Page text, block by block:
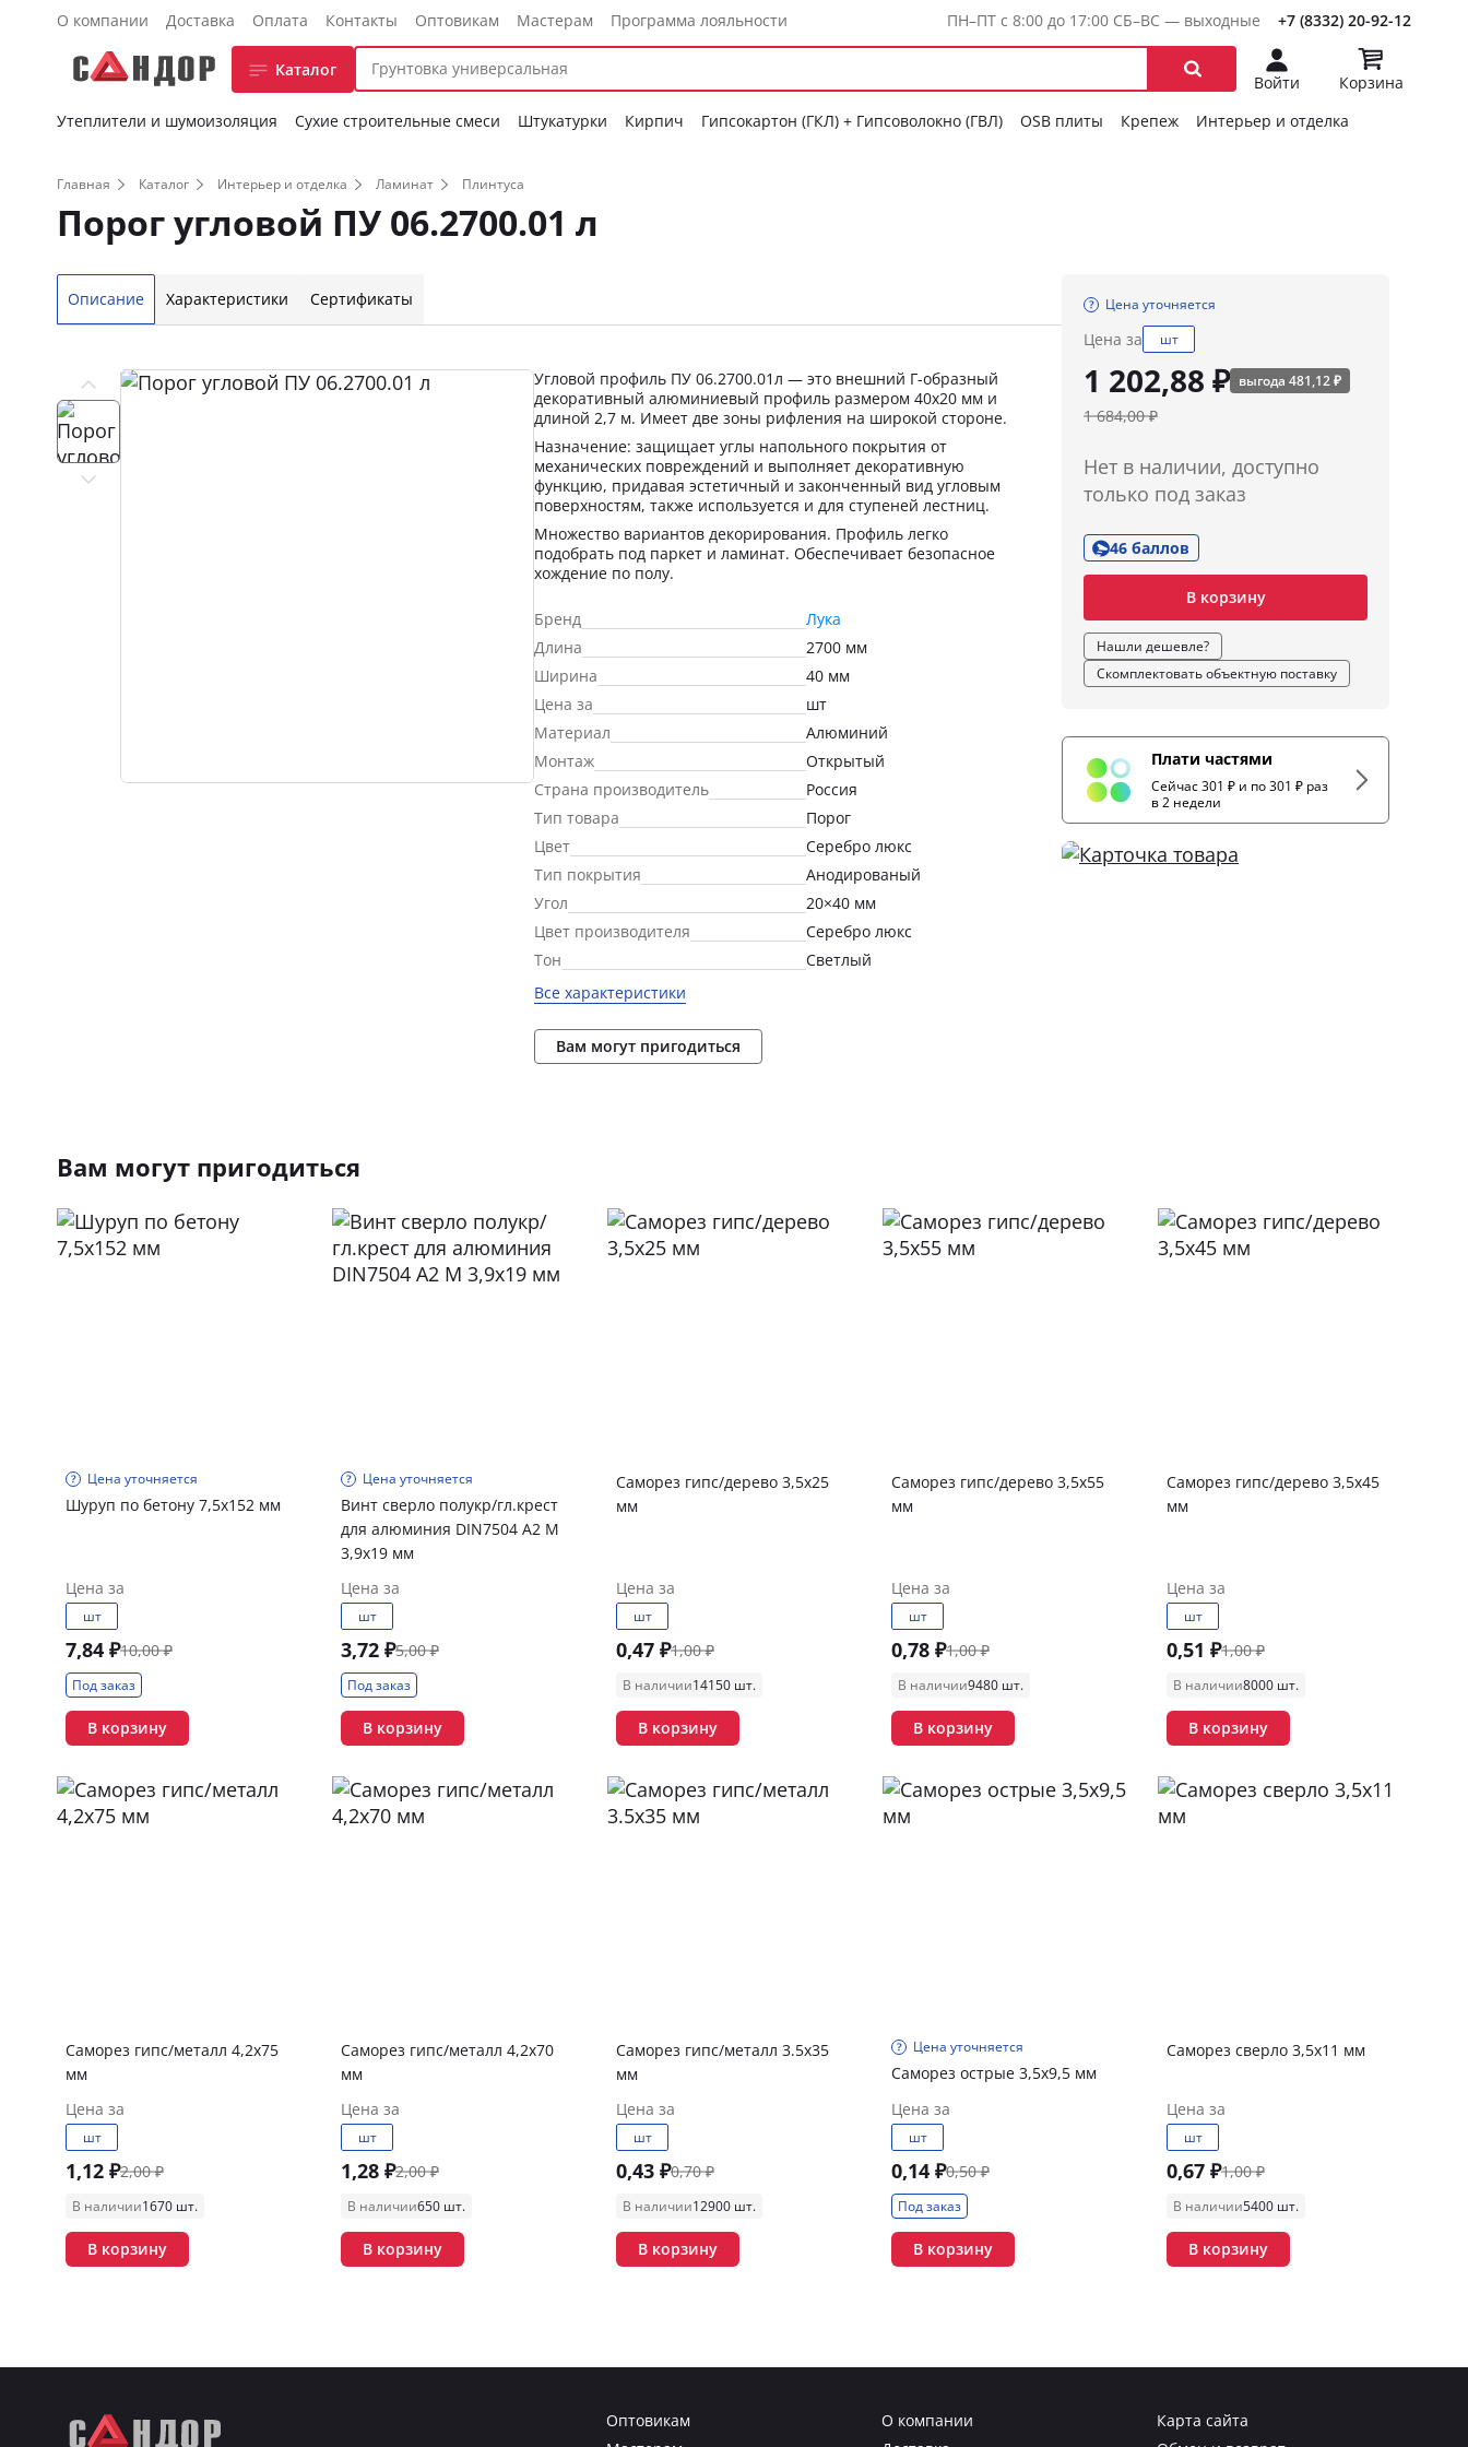
О компании Доставка Оплата Контакты Оптовикам Мастерам Программа лояльности ПН–ПТ с 8:00 до 17:00 СБ–ВС — выходные +7 (8332) 20-92-12
Каталог
Войти
Корзина
Утеплители и шумоизоляция
Сухие строительные смеси Штукатурки Кирпич Гипсокартон (ГКЛ) + Гипсоволокно (ГВЛ) OSB плиты Крепеж Интерьер и отделка
Главная Каталог Интерьер и отделка Ламинат Плинтуса
Порог угловой ПУ 06.2700.01 л
Описание Характеристики Сертификаты
Угловой профиль ПУ 06.2700.01л — это внешний Г-образный
декоративный алюминиевый профиль размером 40х20 мм и
длиной 2,7 м. Имеет две зоны рифления на широкой стороне.
Назначение: защищает углы напольного покрытия от
механических повреждений и выполняет декоративную
функцию, придавая эстетичный и законченный вид угловым
поверхностям, также используется и для ступеней лестниц.
Множество вариантов декорирования. Профиль легко
подобрать под паркет и ламинат. Обеспечивает безопасное
хождение по полу.
Бренд
Лука
Длина
2700 мм
Ширина
40 мм
Цена за
шт
Материал
Алюминий
Монтаж
Открытый
Страна производитель
Россия
Тип товара
Порог
Цвет
Серебро люкс
Тип покрытия
Анодированый
Угол
20×40 мм
Цвет производителя
Серебро люкс
Тон
Светлый
Все характеристики
Вам могут пригодиться
Цена уточняется
Цена за шт
1 202,88 ₽ выгода 481,12 ₽
1 684,00 ₽
Нет в наличии, доступно
только под заказ
46 баллов
В корзину
Нашли дешевле?
Скомплектовать объектную поставку
Плати частями
Сейчас 301 ₽ и по 301 ₽ раз
в 2 недели
Вам могут пригодиться
Цена уточняется
Шуруп по бетону 7,5х152 мм
Цена за
шт
7,84 ₽10,00 ₽
Под заказ
В корзину
Цена уточняется
Винт сверло полукр/гл.крест
для алюминия DIN7504 А2 М
3,9х19 мм
Цена за
шт
3,72 ₽5,00 ₽
Под заказ
В корзину
Саморез гипс/дерево 3,5х25
мм
Цена за
шт
0,47 ₽1,00 ₽
В наличии14150 шт.
В корзину
Саморез гипс/дерево 3,5х55
мм
Цена за
шт
0,78 ₽1,00 ₽
В наличии9480 шт.
В корзину
Саморез гипс/дерево 3,5х45
мм
Цена за
шт
0,51 ₽1,00 ₽
В наличии8000 шт.
В корзину
Саморез гипс/металл 4,2х75
мм
Цена за
шт
1,12 ₽2,00 ₽
В наличии1670 шт.
В корзину
Саморез гипс/металл 4,2х70
мм
Цена за
шт
1,28 ₽2,00 ₽
В наличии650 шт.
В корзину
Саморез гипс/металл 3.5х35
мм
Цена за
шт
0,43 ₽0,70 ₽
В наличии12900 шт.
В корзину
Цена уточняется
Саморез острые 3,5х9,5 мм
Цена за
шт
0,14 ₽0,50 ₽
Под заказ
В корзину
Саморез сверло 3,5х11 мм
Цена за
шт
0,67 ₽1,00 ₽
В наличии5400 шт.
В корзину
Оптовикам
О компании
Карта сайта